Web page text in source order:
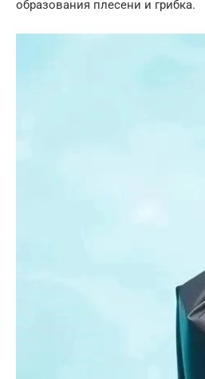
образования плесени и грибка.